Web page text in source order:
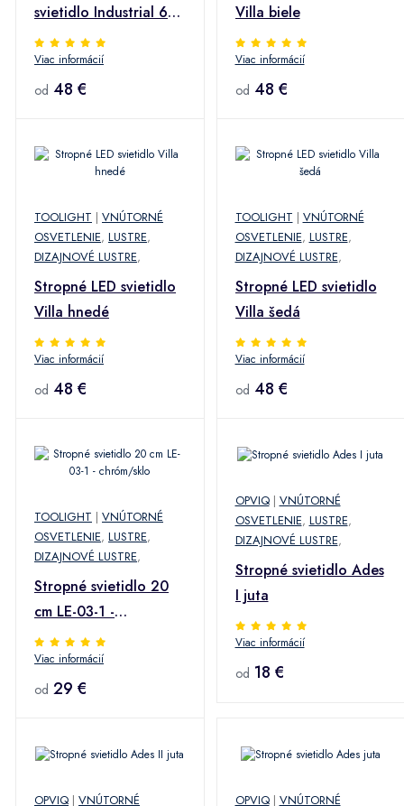
svietidlo Industrial 6
APP262-6C čierne
Viac informácií
od 48 €
Villa biele
Viac informácií
od 48 €
TOOLIGHT | VNÚTORNÉ
OSVETLENIE, LUSTRE,
DIZAJNOVÉ LUSTRE,
Stropné LED svietidlo
Villa hnedé
Viac informácií
od 48 €
TOOLIGHT | VNÚTORNÉ
OSVETLENIE, LUSTRE,
DIZAJNOVÉ LUSTRE,
Stropné LED svietidlo
Villa šedá
Viac informácií
od 48 €
TOOLIGHT | VNÚTORNÉ
OSVETLENIE, LUSTRE,
DIZAJNOVÉ LUSTRE,
Stropné svietidlo 20
cm LE-03-1 -
chróm/sklo
Viac informácií
od 29 €
OPVIQ| VNÚTORNÉ
OSVETLENIE, LUSTRE,
DIZAJNOVÉ LUSTRE,
Stropné svietidlo Ades
I juta
Viac informácií
od 18 €
OPVIQ | VNÚTORNÉ OPVIQ| VNÚTORNÉ